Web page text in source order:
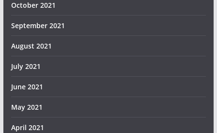
October 2021
September 2021
August 2021
July 2021
June 2021
May 2021
April 2021